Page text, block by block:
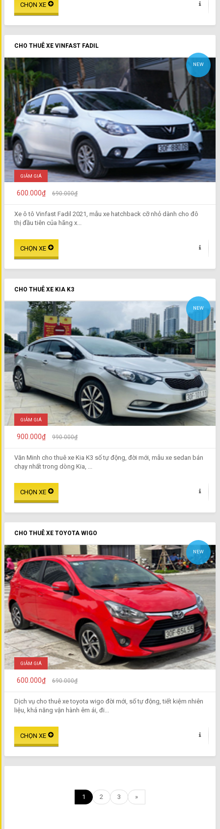
CHO THUÊ XE VINFAST FADIL
NEW
GIẢM GIÁ
600.000₫ 690.000₫
Xe ô tô Vinfast Fadil 2021, mẫu xe hatchback cỡ nhỏ dành cho đô
thị đầu tiên của hãng x...
CHO THUÊ XE KIA K3
NEW
GIẢM GIÁ
900.000₫ 990.000₫
Văn Minh cho thuê xe Kia K3 số tự động, đời mới, mẫu xe sedan bán
chạy nhất trong dòng Kia, ...
CHO THUÊ XE TOYOTA WIGO
NEW
GIẢM GIÁ
600.000₫ 690.000₫
Dịch vụ cho thuê xe toyota wigo đời mới, số tự động, tiết kiệm nhiên
liệu, khả năng vận hành êm ái, đi...
1 2 3 »